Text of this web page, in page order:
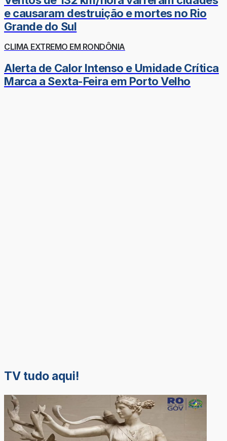
e causaram destruição e mortes no Rio
Grande do Sul
CLIMA EXTREMO EM RONDÔNIA
Alerta de Calor Intenso e Umidade Crítica
Marca a Sexta-Feira em Porto Velho
TV tudo aqui!